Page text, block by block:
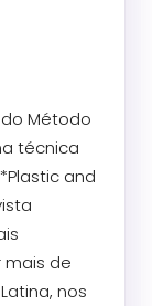
Método
técnica
and
de
nos